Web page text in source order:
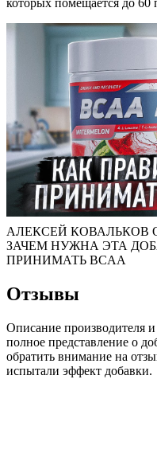
АЛЕКСЕЙ КОВАЛЬКОВ
ЗАЧЕМ НУЖНА ЭТА
ПРИНИМАТЬ BCAA
Отзывы
Описание производителя
полное представление о
обратить внимание на
испытали эффект добавки.